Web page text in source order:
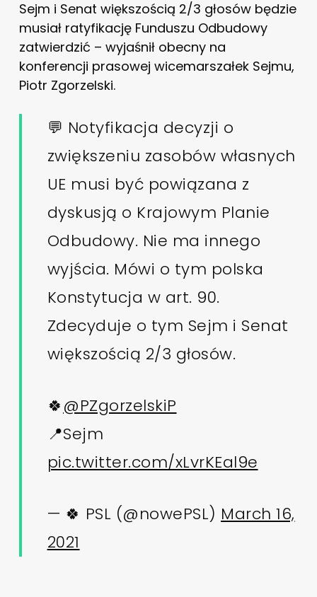
Sejm i Senat większością 2/3 głosów będzie
musiał ratyfikację Funduszu Odbudowy
zatwierdzić – wyjaśnił obecny na
konferencji prasowej wicemarszałek Sejmu,
Piotr Zgorzelski.
💬 Notyfikacja decyzji o
zwiększeniu zasobów własnych
UE musi być powiązana z
dyskusją o Krajowym Planie
Odbudowy. Nie ma innego
wyjścia. Mówi o tym polska
Konstytucja w art. 90.
Zdecyduje o tym Sejm i Senat
większością 2/3 głosów.
🍀@PZgorzelskiP
📍Sejm
pic.twitter.com/xLvrKEal9e
— 🍀 PSL (@nowePSL) March 16,
2021